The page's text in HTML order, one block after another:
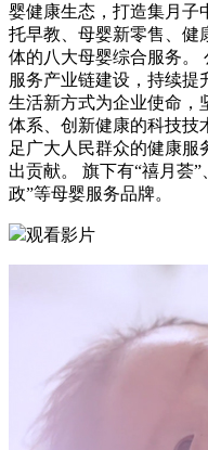
财产保障
在缴纳定金后因疾
入住的情况，可向
金。
健康保障
我们拥有专业的护
康复团队，共同关
完善的售后服务体
求。不管遇到任何
婴健康生态，打造集月子
托早教、母婴新零售、健
体的八大母婴综合服务。
服务产业链建设，持续提
生活新方式为企业使命，
体系、创新健康的科技技
足广大人民群众的健康服
出贡献。 旗下有“禧月荟”
政”等母婴服务品牌。
观看影片